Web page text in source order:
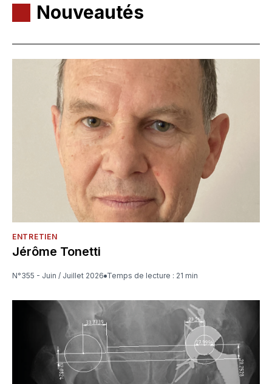
Nouveautés
ENTRETIEN
Jérôme Tonetti
N°355 - Juin / Juillet 2026 Temps de lecture : 21 min